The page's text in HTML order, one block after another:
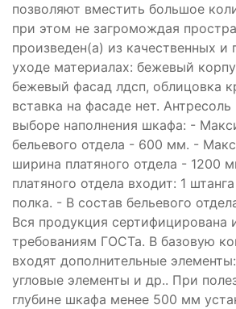
позволяют вместить большое
при этом не загромождая
произведен(а) из качественных и
уходе материалах: бежевый
бежевый фасад лдсп, облицовка
вставка на фасаде нет.
выборе наполнения шкафа: -
бельевого отдела - 600 мм. -
ширина платяного отдела - 1200
платяного отдела входит: 1
полка. - В состав бельевого
Вся продукция сертифицирована
требованиям ГОСТа. В базовую
входят дополнительные
угловые элементы и др.. При
глубине шкафа менее 500 мм